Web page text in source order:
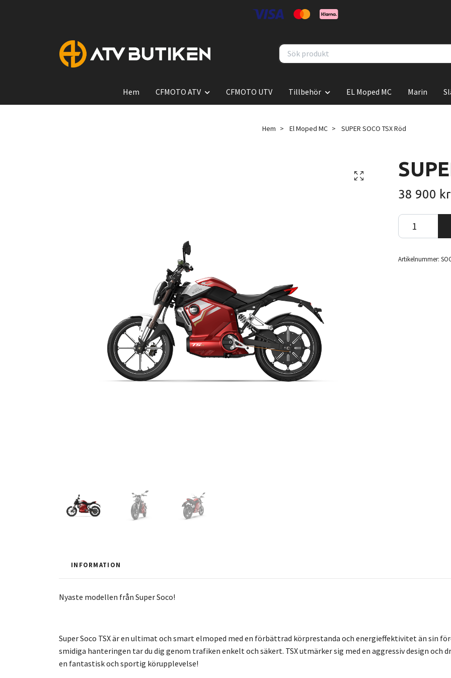
Hem CFMOTO ATV CFMOTO UTV Tillbehör EL Moped MC Marin
Hem El Moped MC SUPER SOCO TSX Röd
38 900 kr
Artikelnummer:
INFORMATION
Nyaste modellen från Super Soco!
Super Soco TSX är en ultimat och smart elmoped med en förbättrad körprestanda och energieffektivitet än sin
smidiga hanteringen tar du dig genom trafiken enkelt och säkert. TSX utmärker sig med en aggressiv design och
en fantastisk och sportig körupplevelse!